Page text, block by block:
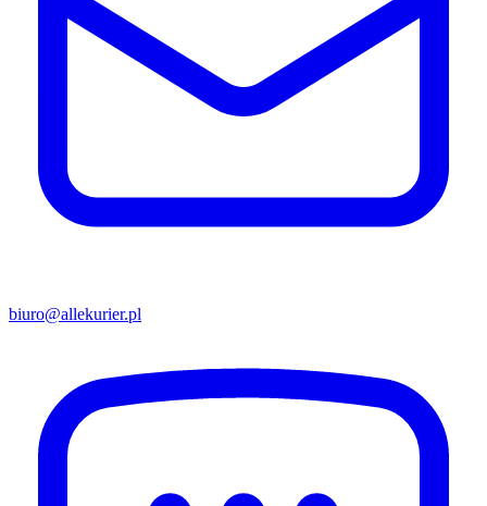
biuro@allekurier.pl